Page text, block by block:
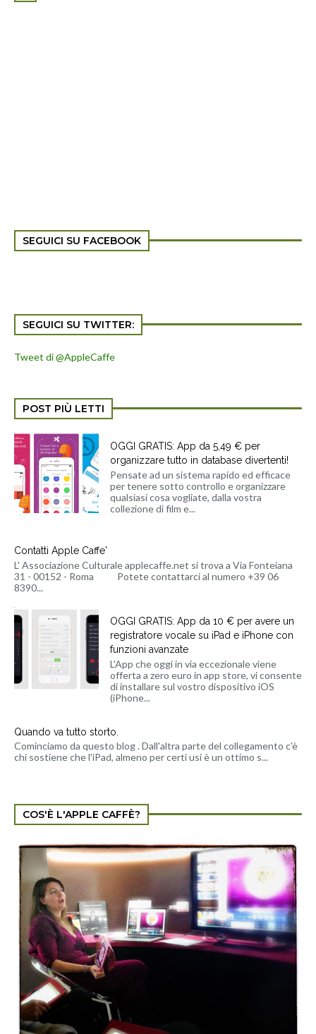
SEGUICI SU FACEBOOK
SEGUICI SU TWITTER:
Tweet di @AppleCaffe
POST PIÙ LETTI
OGGI GRATIS: App da 5,49 € per
organizzare tutto in database divertenti!
Pensate ad un sistema rapido ed efficace
per tenere sotto controllo e organizzare
qualsiasi cosa vogliate, dalla vostra
collezione di film e...
Contatti Apple Caffe'
L' Associazione Culturale applecaffe.net si trova a Via Fonteiana
31 - 00152 - Roma Potete contattarci al numero +39 06
8390...
OGGI GRATIS: App da 10 € per avere un
registratore vocale su iPad e iPhone con
funzioni avanzate
L'App che oggi in via eccezionale viene
offerta a zero euro in app store, vi consente
di installare sul vostro dispositivo iOS
(iPhone...
Quando va tutto storto.
Cominciamo da questo blog . Dall'altra parte del collegamento c'è
chi sostiene che l'iPad, almeno per certi usi è un ottimo s...
COS'È L'APPLE CAFFÈ?